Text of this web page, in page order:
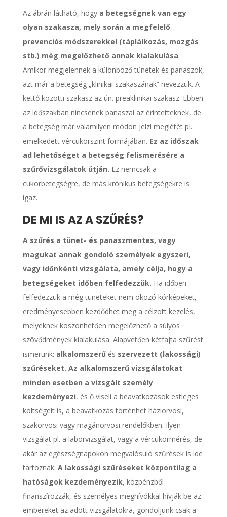
Az ábrán látható, hogy a betegségnek van egy
olyan szakasza, mely során a megfelelő
prevenciós módszerekkel (táplálkozás, mozgás
stb.) még megelőzhető annak kialakulása.
Amikor megjelennek a különböző tünetek és panaszok,
azt már a betegség „klinikai szakaszának” nevezzük. A
kettő közötti szakasz az ún. preaklinikai szakasz. Ebben
az időszakban nincsenek panaszai az érintetteknek, de
a betegség már valamilyen módon jelzi meglétét pl.
emelkedett vércukorszint formájában. Ez az időszak
ad lehetőséget a betegség felismerésére a
szűrővizsgálatok útján. Ez nemcsak a
cukorbetegségre, de más krónikus betegségekre is
igaz.
DE MI IS AZ A SZŰRÉS?
A szűrés a tünet- és panaszmentes, vagy
magukat annak gondoló személyek egyszeri,
vagy időnkénti vizsgálata, amely célja, hogy a
betegségeket időben felfedezzük. Ha időben
felfedezzük a még tüneteket nem okozó kórképeket,
eredményesebben kezdődhet meg a célzott kezelés,
melyeknek köszönhetően megelőzhető a súlyos
szövődmények kialakulása. Alapvetően kétfajta szűrést
ismerünk: alkalomszerű és szervezett (lakossági)
szűréseket. Az alkalomszerű vizsgálatokat
minden esetben a vizsgált személy
kezdeményezi, és ő viseli a beavatkozások estleges
költségeit is, a beavatkozás történhet háziorvosi,
szakorvosi vagy magánorvosi rendelőkben. Ilyen
vizsgálat pl. a laborvizsgálat, vagy a vércukormérés, de
akár az egészségnapokon megvalósuló szűrések is ide
tartoznak. A lakossági szűréseket központilag a
hatóságok kezdeményezik, közpénzből
finanszírozzák, és személyes meghívókkal hívják be az
embereket az adott vizsgálatokra, gondoljunk csak a